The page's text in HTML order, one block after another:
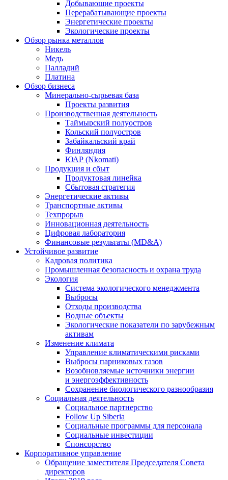
Добывающие проекты
Перерабатывающие проекты
Энергетические проекты
Экологические проекты
Обзор рынка металлов
Никель
Медь
Палладий
Платина
Обзор бизнеса
Минерально-сырьевая база
Проекты развития
Производственная деятельность
Таймырский полуостров
Кольский полуостров
Забайкальский край
Финляндия
ЮАР (Nkomati)
Продукция и сбыт
Продуктовая линейка
Сбытовая стратегия
Энергетические активы
Транспортные активы
Техпрорыв
Инновационная деятельность
Цифровая лаборатория
Финансовые результаты (MD&A)
Устойчивое развитие
Кадровая политика
Промышленная безопасность и охрана труда
Экология
Система экологического менеджмента
Выбросы
Отходы производства
Водные объекты
Экологические показатели по зарубежным
активам
Изменение климата
Управление климатическими рисками
Выбросы парниковых газов
Возобновляемые источники энергии
и энергоэффективность
Сохранение биологического разнообразия
Социальная деятельность
Социальное партнерство
Follow Up Siberia
Социальные программы для персонала
Социальные инвестиции
Спонсорство
Корпоративное управление
Обращение заместителя Председателя Совета
директоров